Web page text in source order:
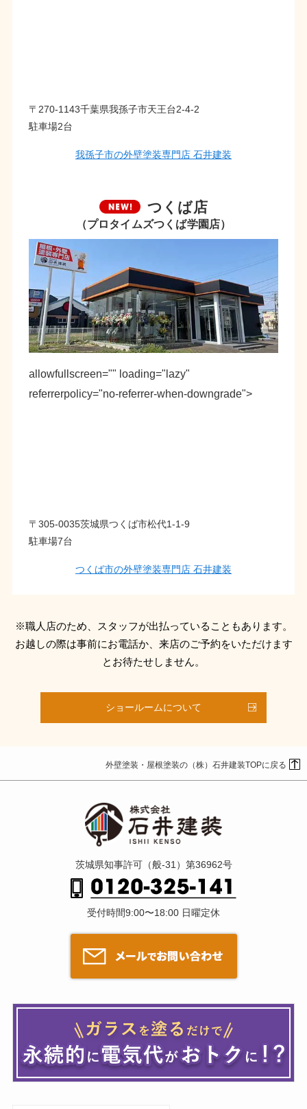
〒270-1143千葉県我孫子市天王台2-4-2
駐車場2台
我孫子市の外壁塗装専門店 石井建装
つくば店
（プロタイムズつくば学園店）
allowfullscreen="" loading="lazy"
referrerpolicy="no-referrer-when-downgrade">
〒305-0035茨城県つくば市松代1-1-9
駐車場7台
つくば市の外壁塗装専門店 石井建装
※職人店のため、スタッフが出払っていることもあります。
お越しの際は事前にお電話か、来店のご予約をいただけます
とお待たせしません。
ショールームについて
外壁塗装・屋根塗装の（株）石井建装TOPに戻る
茨城県知事許可（般-31）第36962号
受付時間9:00〜18:00 日曜定休